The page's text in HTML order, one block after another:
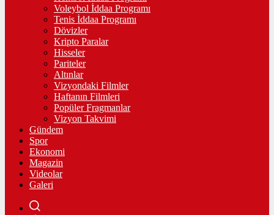
Voleybol İddaa Programı
Tenis İddaa Programı
Dövizler
Kripto Paralar
Hisseler
Pariteler
Altınlar
Vizyondaki Filmler
Haftanın Filmleri
Popüler Fragmanlar
Vizyon Takvimi
Gündem
Spor
Ekonomi
Magazin
Videolar
Galeri